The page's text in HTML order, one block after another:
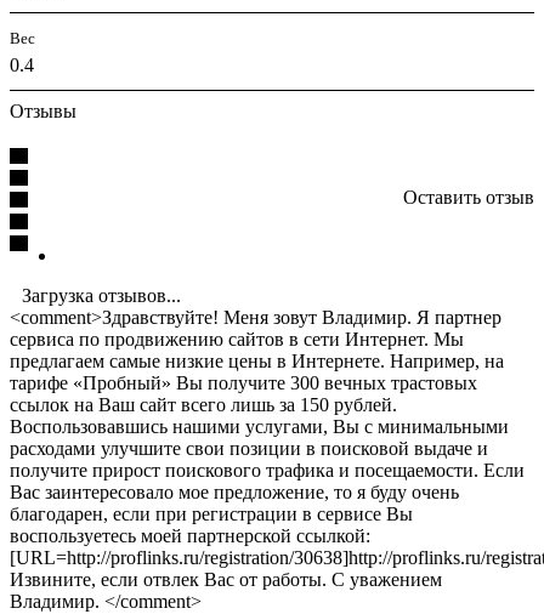
Вес
0.4
Отзывы
Оставить отзыв
Загрузка отзывов...
<comment>Здравствуйте! Меня зовут Владимир. Я партнер
сервиса по продвижению сайтов в сети Интернет. Мы
предлагаем самые низкие цены в Интернете. Например, на
тарифе «Пробный» Вы получите 300 вечных трастовых
ссылок на Ваш сайт всего лишь за 150 рублей.
Воспользовавшись нашими услугами, Вы с минимальными
расходами улучшите свои позиции в поисковой выдаче и
получите прирост поискового трафика и посещаемости. Если
Вас заинтересовало мое предложение, то я буду очень
благодарен, если при регистрации в сервисе Вы
воспользуетесь моей партнерской ссылкой:
[URL=http://proflinks.ru/registration/30638]http://proflinks.ru/
Извините, если отвлек Вас от работы. С уважением
Владимир. </comment>